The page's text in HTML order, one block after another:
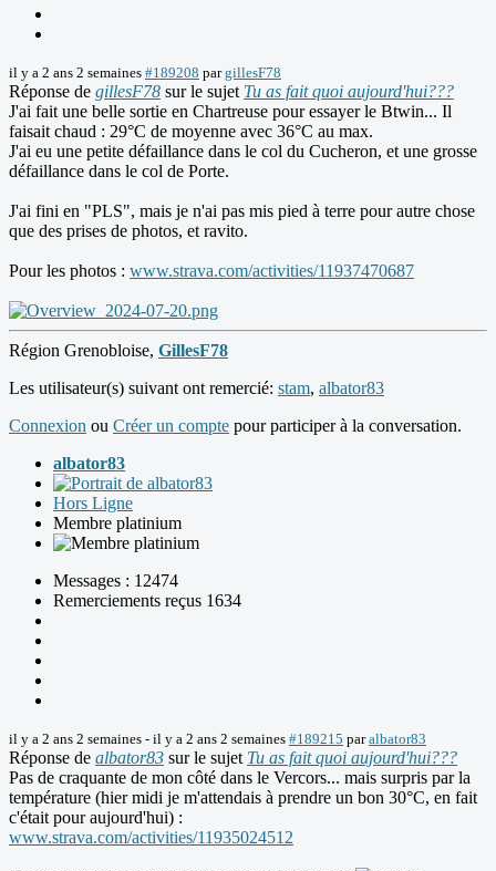
il y a 2 ans 2 semaines #189208 pargillesF78
Réponse de gillesF78 sur le sujet Tu as fait quoi aujourd'hui???
J'ai fait une belle sortie en Chartreuse pour essayer le Btwin... Il
faisait chaud : 29°C de moyenne avec 36°C au max.
J'ai eu une petite défaillance dans le col du Cucheron, et une grosse
défaillance dans le col de Porte.
J'ai fini en "PLS", mais je n'ai pas mis pied à terre pour autre chose
que des prises de photos, et ravito.
Pour les photos : www.strava.com/activities/11937470687
Région Grenobloise, GillesF78
Les utilisateur(s) suivant ont remercié: stam, albator83
Connexion ou Créer un compte pour participer à la conversation.
albator83
Hors Ligne
Membre platinium
Messages : 12474
Remerciements reçus 1634
il y a 2 ans 2 semaines - il y a 2 ans 2 semaines #189215 paralbator83
Réponse de albator83 sur le sujet Tu as fait quoi aujourd'hui???
Pas de craquante de mon côté dans le Vercors... mais surpris par la
température (hier midi je m'attendais à prendre un bon 30°C, en fait
c'était pour aujourd'hui) :
www.strava.com/activities/11935024512